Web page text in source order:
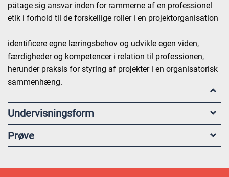
påtage sig ansvar inden for rammerne af en professionel
etik i forhold til de forskellige roller i en projektorganisation
identificere egne læringsbehov og udvikle egen viden,
færdigheder og kompetencer i relation til professionen,
herunder praksis for styring af projekter i en organisatorisk
sammenhæng.
Undervisningsform
Prøve